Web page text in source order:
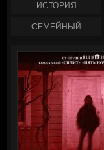
ИСТОРИЯ
СЕМЕЙНЫЙ